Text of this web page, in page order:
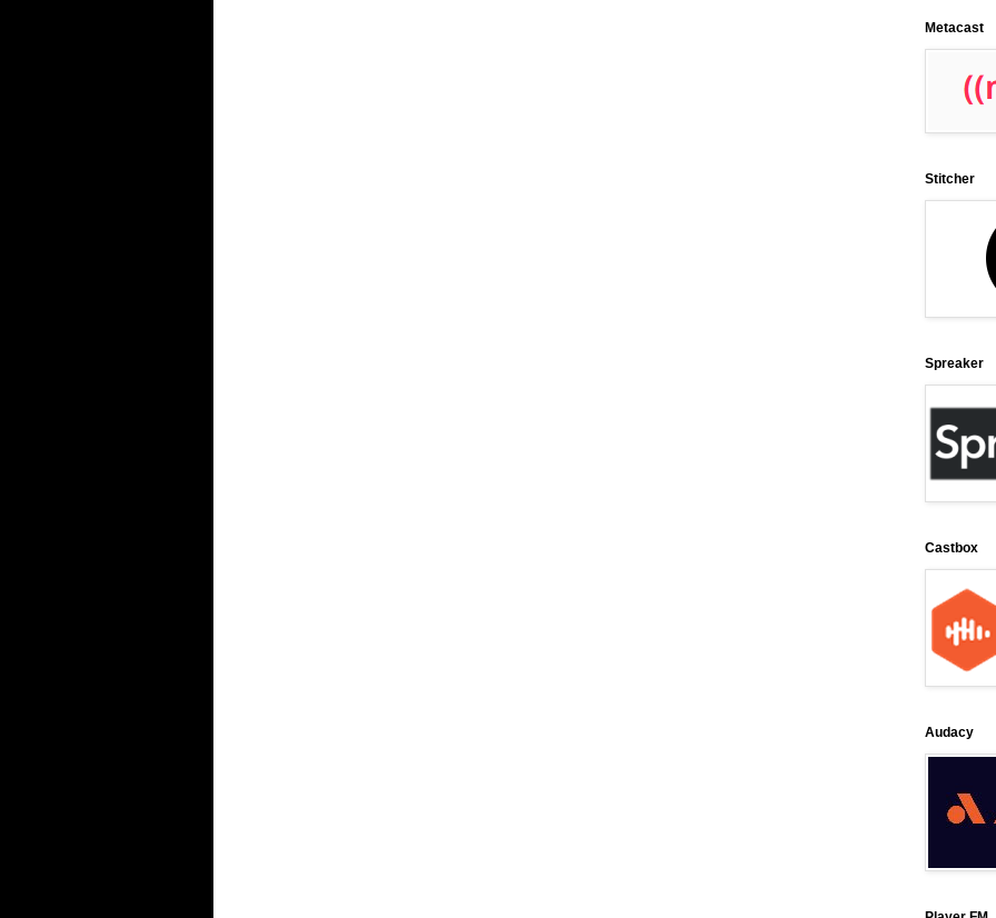
Metacast
Stitcher
Spreaker
Castbox
Audacy